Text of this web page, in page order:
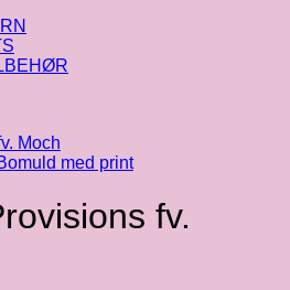
med print
fv.